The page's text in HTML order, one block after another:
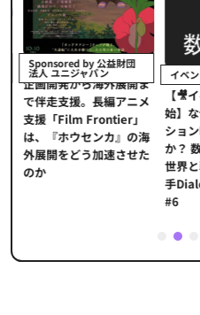
Sponsored by 公益財団
法人 ユニジャパン
企画開発から海外展開ま
で伴走支援。長編アニメ
支援「Film Frontier」
は、『ホウセンカ』の海
外展開をどう加速させた
のか
イベ
【🎥
始】
ショ
か？
世界
手
#6
2